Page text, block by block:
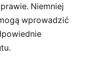
Niemniej
wprowadzić